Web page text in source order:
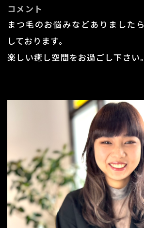
コメント
まつ毛のお悩みなどありました
しております。
​​​​​​​楽しい癒し空間をお過ごし下さい。